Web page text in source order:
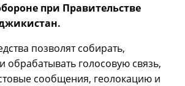
при Правительстве
позволят собирать,
обрабатывать голосовую связь,
сообщения, геолокацию и